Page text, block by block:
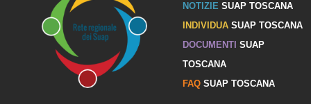
NOTIZIE SUAP TOSCANA
INDIVIDUASUAP TOSCANA
DOCUMENTI SUAP
TOSCANA
FAQSUAP TOSCANA